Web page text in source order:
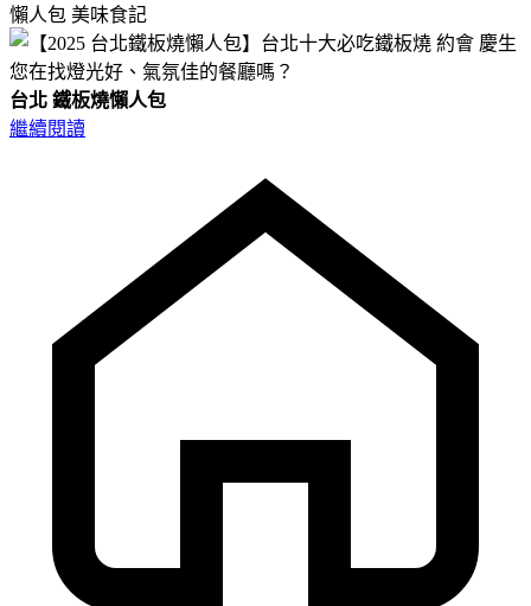
懶人包 美味食記
您在找燈光好、氣氛佳的餐廳嗎？
台北 鐵板燒懶人包
繼續閱讀